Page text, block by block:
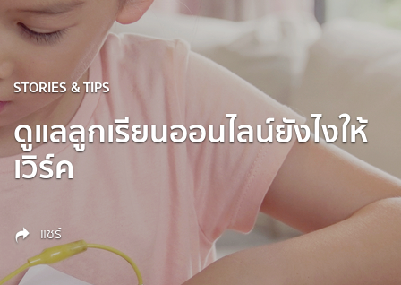
STORIES & TIPS
ดูแลลูกเรียนออนไลน์ยังไงให้
เวิร์ค
แชร์